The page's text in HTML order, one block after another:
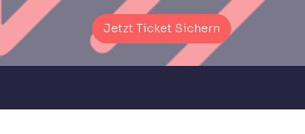
Jetzt Ticket Sichern